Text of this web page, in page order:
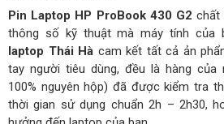
Pin Laptop HP ProBook 430 G2 chất
thông số kỹ thuật mà máy tính của
laptop Thái Hà cam kết tất cả ản
tay người tiêu dùng, đều là hàng của
100% nguyên hộp) đã được kiểm tra
thời gian sử dụng chuẩn 2h – 2h30,